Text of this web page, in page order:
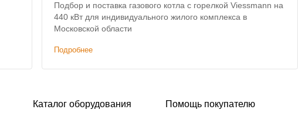
Подбор и поставка газового котла с горелкой Viessmann на
440 кВт для индивидуального жилого комплекса в
Московской области
Подробнее
Каталог оборудования Помощь покупателю